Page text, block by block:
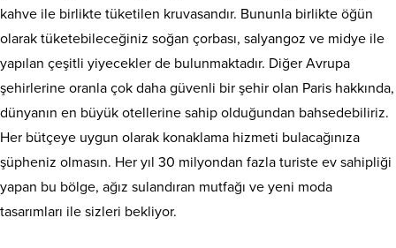
kahve ile birlikte tüketilen kruvasandır. Bununla birlikte öğün
olarak tüketebileceğiniz soğan çorbası, salyangoz ve midye ile
yapılan çeşitli yiyecekler de bulunmaktadır. Diğer Avrupa
şehirlerine oranla çok daha güvenli bir şehir olan Paris hakkında,
dünyanın en büyük otellerine sahip olduğundan bahsedebiliriz.
Her bütçeye uygun olarak konaklama hizmeti bulacağınıza
şüpheniz olmasın. Her yıl 30 milyondan fazla turiste ev sahipliği
yapan bu bölge, ağız sulandıran mutfağı ve yeni moda
tasarımları ile sizleri bekliyor.